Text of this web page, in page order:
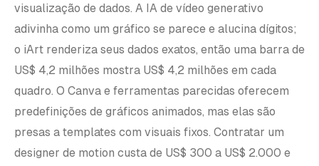
visualização de dados. A IA de vídeo generativo
adivinha como um gráfico se parece e alucina dígitos;
o iArt renderiza seus dados exatos, então uma barra de
US$ 4,2 milhões mostra US$ 4,2 milhões em cada
quadro. O Canva e ferramentas parecidas oferecem
predefinições de gráficos animados, mas elas são
presas a templates com visuais fixos. Contratar um
designer de motion custa de US$ 300 a US$ 2.000 e